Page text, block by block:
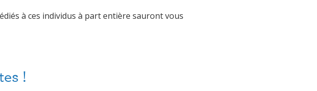
à ces individus à part entière sauront vous
!